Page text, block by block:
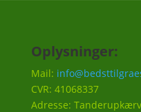
Oplysninger:
Mail:
CVR: 41068337
Adresse: